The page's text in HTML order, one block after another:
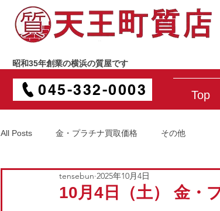
昭和35年創業の横浜の質屋です
045-332-0003 Top
All Posts 金・プラチナ買取価格 その他
10月4日（土） 金・
tensebun 2025年10月4日